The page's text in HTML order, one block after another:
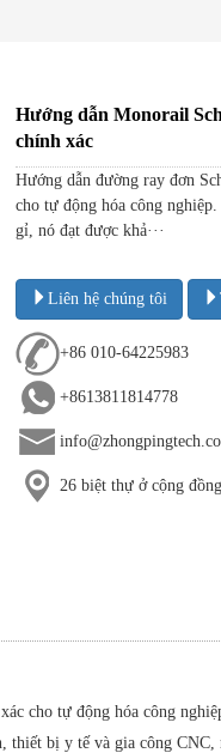
Hướng dẫn Monorail
chính xác
Hướng dẫn đường ray đơn
cho tự động hóa công
gỉ, nó đạt được khả···
Liên hệ chúng tôi
+86 010-64225983
+8613811814778
26 biệt thự ở cộng
tự động hóa công
thiết bị y tế và gia công